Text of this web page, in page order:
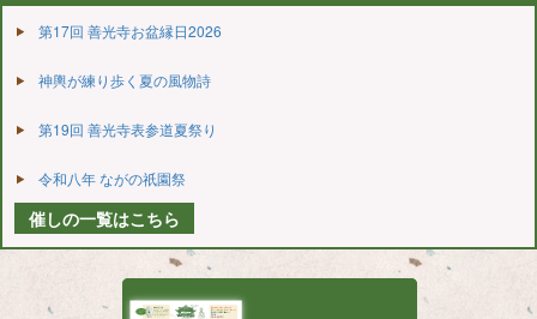
第17回 善光寺お盆縁日2026
神輿が練り歩く夏の風物詩
第19回 善光寺表参道夏祭り
令和八年 ながの祇園祭
催しの一覧はこちら